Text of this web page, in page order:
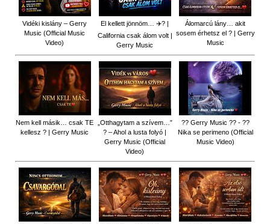
Vidéki kislány – Gerry
Music (Official Music
Video)
El kellett jönnöm… ✈️? |
California csak álom volt |
Gerry Music
Álomarcú lány… akit
sosem érhetsz el ? | Gerry
Music
Nem kell másik… csak TE
kellesz ? | Gerry Music
„Otthagytam a szívem…”
? – Ahol a lusta folyó |
Gerry Music (Official
Video)
?? Gerry Music ?? - ??
Nika se perimeno (Official
Music Video)